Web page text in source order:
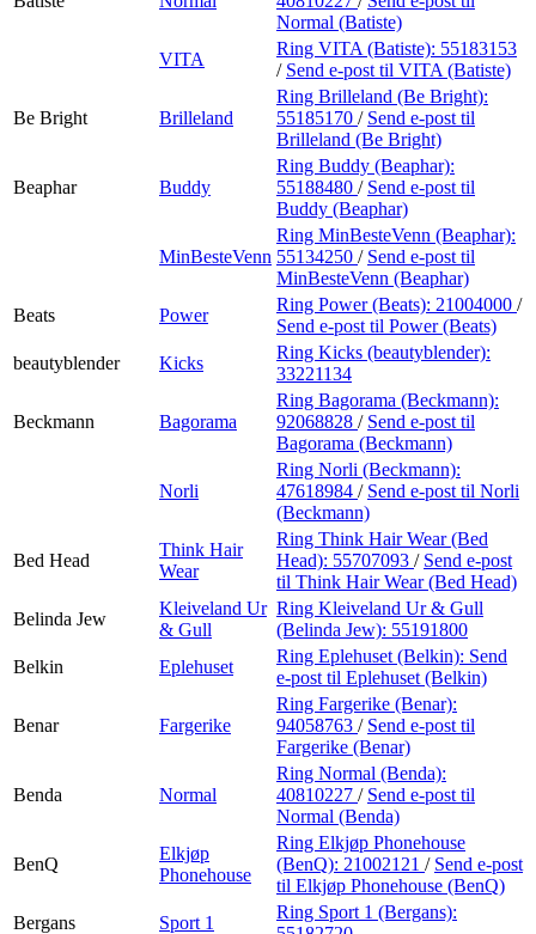
Normal (Batiste)
VITA
Ring VITA (Batiste): 55183153
/ Send e-post til VITA (Batiste)
Be Bright Brilleland
Ring Brilleland (Be Bright):
55185170 / Send e-post til
Brilleland (Be Bright)
Beaphar Buddy
Ring Buddy (Beaphar):
55188480 / Send e-post til
Buddy (Beaphar)
MinBesteVenn
Ring MinBesteVenn (Beaphar):
55134250 / Send e-post til
MinBesteVenn (Beaphar)
Beats
Power
Ring Power (Beats): 21004000 /
Send e-post til Power (Beats)
beautyblender
Kicks
Ring Kicks (beautyblender):
33221134
Beckmann Bagorama
Ring Bagorama (Beckmann):
92068828 / Send e-post til
Bagorama (Beckmann)
Norli
Ring Norli (Beckmann):
47618984 / Send e-post til Norli
(Beckmann)
Bed Head
Think Hair
Wear
Ring Think Hair Wear (Bed
Head): 55707093 / Send e-post
til Think Hair Wear (Bed Head)
Belinda Jew
Kleiveland Ur
& Gull
Ring Kleiveland Ur & Gull
(Belinda Jew): 55191800
Belkin
Eplehuset
Ring Eplehuset (Belkin): Send
e-post til Eplehuset (Belkin)
Benar Fargerike
Ring Fargerike (Benar):
94058763 / Send e-post til
Fargerike (Benar)
Benda Normal
Ring Normal (Benda):
40810227 / Send e-post til
Normal (Benda)
BenQ
Elkjøp
Phonehouse
Ring Elkjøp Phonehouse
(BenQ): 21002121 / Send e-post
til Elkjøp Phonehouse (BenQ)
Bergans
Sport 1
Ring Sport 1 (Bergans):